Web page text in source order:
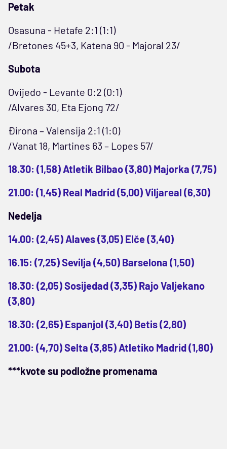
Petak
Osasuna - Hetafe 2:1 (1:1)
/Bretones 45+3, Katena 90 - Majoral 23/
Subota
Ovijedo - Levante 0:2 (0:1)
/Alvares 30, Eta Ejong 72/
Đirona – Valensija 2:1 (1:0)
/Vanat 18, Martines 63 – Lopes 57/
18.30: (1,58) Atletik Bilbao (3,80) Majorka (7,75)
21.00: (1,45) Real Madrid (5,00) Viljareal (6,30)
Nedelja
14.00: (2,45) Alaves (3,05) Elče (3,40)
16.15: (7,25) Sevilja (4,50) Barselona (1,50)
18.30: (2,05) Sosijedad (3,35) Rajo Valjekano
(3,80)
18.30: (2,65) Espanjol (3,40) Betis (2,80)
21.00: (4,70) Selta (3,85) Atletiko Madrid (1,80)
***kvote su podložne promenama